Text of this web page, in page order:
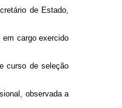
de Estado,
em cargo exercido
curso de seleção
observada a